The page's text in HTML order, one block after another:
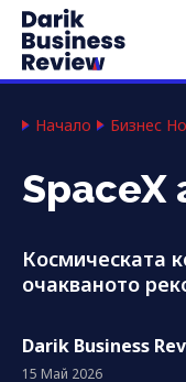
Начало Бизнес
Космическата
очакваното
Darik Business
15 Май 2026